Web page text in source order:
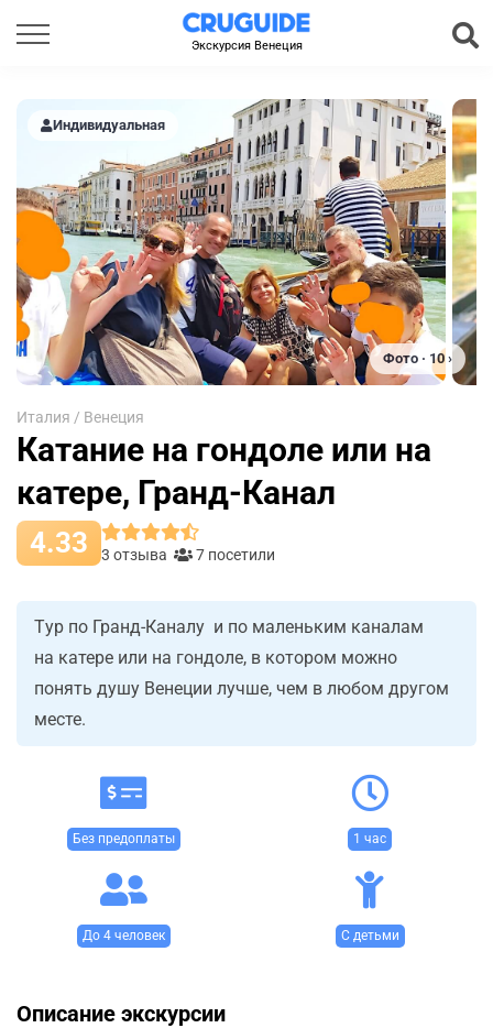
Экскурсия Венеция
Индивидуальная
Фото · 10 ›
Италия / Венеция
Катание на гондоле или на
катере, Гранд-Канал
4.33 3 отзыва 7 посетили
Tур по Гранд-Каналу и по маленьким каналам
на катере или на гондоле, в котором можно
понять душу Венеции лучше, чем в любом другом
месте.
Без предоплаты 1 час
До 4 человек С детьми
Описание экскурсии